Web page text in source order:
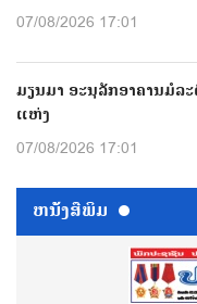
07/08/2026 17:01
ມຽນມາ ອະນຸລັກອາຄານມໍລ
ແຫ່ງ
07/08/2026 17:01
ຫນ້ັງສືພິມ